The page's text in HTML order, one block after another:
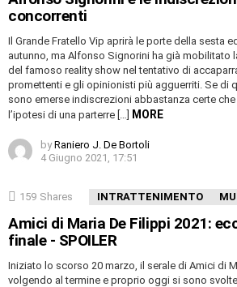
concorrenti
Il Grande Fratello Vip aprirà le porte della sesta
autunno, ma Alfonso Signorini ha già mobilitato
del famoso reality show nel tentativo di
promettenti e gli opinionisti più agguerriti. Se di
sono emerse indiscrezioni abbastanza certe
l’ipotesi di una parterre […]
MORE
by Raniero J. De Bortoli
4 Giugno 2021, 17:51
159 Shares INTRATTENIMENTO
Amici di Maria De Filippi 2021:
finale - SPOILER
Iniziato lo scorso 20 marzo, il serale di Amici di
volgendo al termine e proprio oggi si sono